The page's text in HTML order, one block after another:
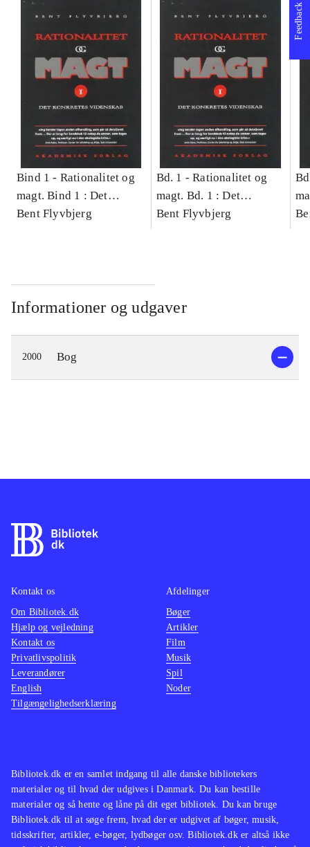
Bind 1 - Rationalitet og
magt. Bind 1 : Det
konkretes videnskab
Bent Flyvbjerg
Bd. 1 -Rationalitet og
magt. Bd. 1 : Det
konkretes videnskab
Bent Flyvbjerg
Informationer og udgaver
2000 Bog
Feedback
Bibliotek.dk er en samlet indgang til alle danske bibliotekers
materialer og til hvad der udgives i Danmark. Du kan bestille
materialer og så hente og låne på dit eget bibliotek. Du kan bruge
Bibliotek.dk til at søge frem, hvad der er udgivet af bøger, musik,
tidsskrifter, artikler, e-bøger, lydbøger osv. Bibliotek.dk er altså ikke
Kontakt os
Om Bibliotek.dk
Hjælp og vejledning
Kontakt os
Privatlivspolitik
Leverandører
English
Tilgængelighedserklæring
Afdelinger
Bøger
Artikler
Film
Musik
Spil
Noder